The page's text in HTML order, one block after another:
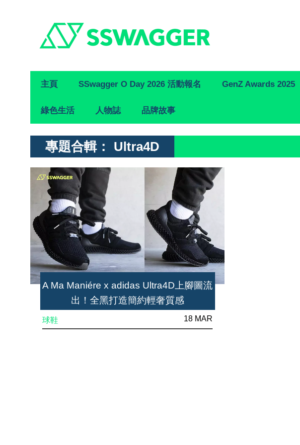
Primary
Navigation
主頁 SSwagger O Day 2026 活動報名 GenZ Awards 2025
綠色生活 人物誌 品牌故事
專題合輯： Ultra4D
A Ma Maniére x adidas Ultra4D上腳圖流
出！全黑打造簡約輕奢質感
球鞋 18 MAR